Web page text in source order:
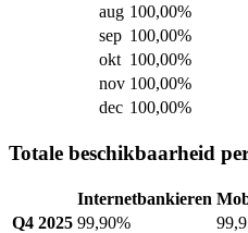
aug 100,00%
sep 100,00%
okt 100,00%
nov 100,00%
dec 100,00%
Totale beschikbaarheid
Internetbankieren
Q4 2025 99,90%